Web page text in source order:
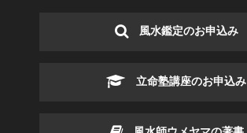
風水鑑定のお申込み
立命塾講座のお申込み